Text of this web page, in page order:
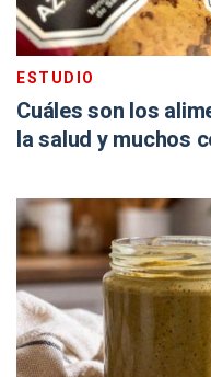
ESTUDIO
Cuáles son los
la salud y muchos